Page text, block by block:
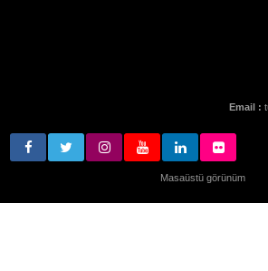
Email :
Masaüstü görünüm